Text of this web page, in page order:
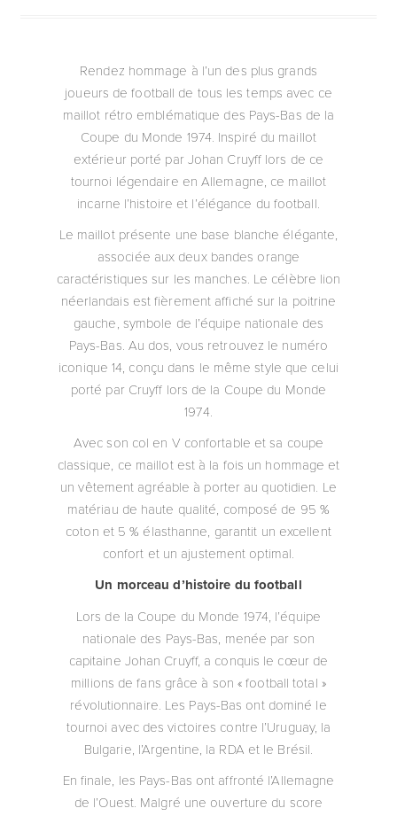
Rendez hommage à l’un des plus grands
joueurs de football de tous les temps avec ce
maillot rétro emblématique des Pays-Bas de la
Coupe du Monde 1974. Inspiré du maillot
extérieur porté par Johan Cruyff lors de ce
tournoi légendaire en Allemagne, ce maillot
incarne l’histoire et l’élégance du football.
Le maillot présente une base blanche élégante,
associée aux deux bandes orange
caractéristiques sur les manches. Le célèbre lion
néerlandais est fièrement affiché sur la poitrine
gauche, symbole de l’équipe nationale des
Pays-Bas. Au dos, vous retrouvez le numéro
iconique 14, conçu dans le même style que celui
porté par Cruyff lors de la Coupe du Monde
1974.
Avec son col en V confortable et sa coupe
classique, ce maillot est à la fois un hommage et
un vêtement agréable à porter au quotidien. Le
matériau de haute qualité, composé de 95 %
coton et 5 % élasthanne, garantit un excellent
confort et un ajustement optimal.
Un morceau d’histoire du football
Lors de la Coupe du Monde 1974, l’équipe
nationale des Pays-Bas, menée par son
capitaine Johan Cruyff, a conquis le cœur de
millions de fans grâce à son « football total »
révolutionnaire. Les Pays-Bas ont dominé le
tournoi avec des victoires contre l’Uruguay, la
Bulgarie, l’Argentine, la RDA et le Brésil.
En finale, les Pays-Bas ont affronté l’Allemagne
de l’Ouest. Malgré une ouverture du score